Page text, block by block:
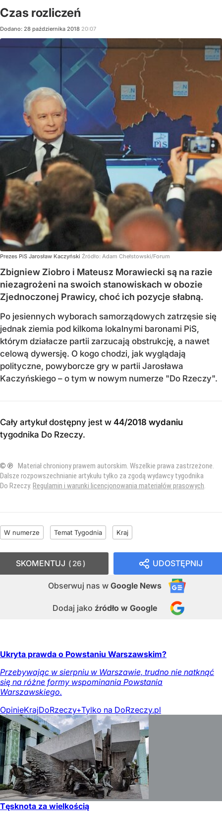
Czas rozliczeń
Dodano: 28 października 2018 20:07
Prezes PiS Jarosław Kaczyński Źródło: Adam Chełstowski/Forum
Zbigniew Ziobro i Mateusz Morawiecki są na razie
niezagrożeni na swoich stanowiskach w obozie
Zjednoczonej Prawicy, choć ich pozycje słabną.
Po jesiennych wyborach samorządowych zatrzęsie się
jednak ziemia pod kilkoma lokalnymi baronami PiS,
którym działacze partii zarzucają obstrukcję, a nawet
celową dywersję. O kogo chodzi, jak wyglądają
polityczne, powyborcze gry w partii Jarosława
Kaczyńskiego – o tym w nowym numerze "Do Rzeczy".
Cały artykuł dostępny jest w 44/2018 wydaniu
tygodnika Do Rzeczy.
© ℗ Materiał chroniony prawem autorskim. Wszelkie prawa zastrzeżone.
Dalsze rozpowszechnianie artykułu tylko za zgodą wydawcy tygodnika
Do Rzeczy. Regulamin i warunki licencjonowania materiałów prasowych.
W numerze Temat Tygodnia Kraj
UDOSTĘPNIJ
Obserwuj nas w Google News
Dodaj jako źródło w Google
SKOMENTUJ 26
Ukryta prawda o Powstaniu Warszawskim?
Przebywając w sierpniu w Warszawie, trudno nie natknąć
się na różne formy wspominania Powstania
Warszawskiego.
OpinieKrajDoRzeczy+Tylko na DoRzeczy.pl
Tęsknota za wielkością